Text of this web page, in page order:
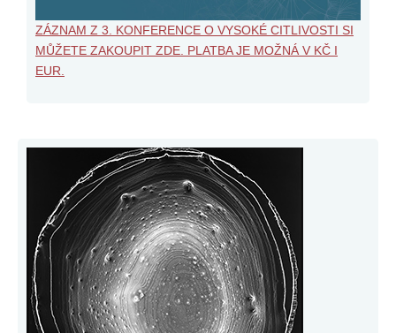
ZÁZNAM Z 3. KONFERENCE O VYSOKÉ CITLIVOSTI SI
MŮŽETE ZAKOUPIT ZDE. PLATBA JE MOŽNÁ V KČ I
EUR.